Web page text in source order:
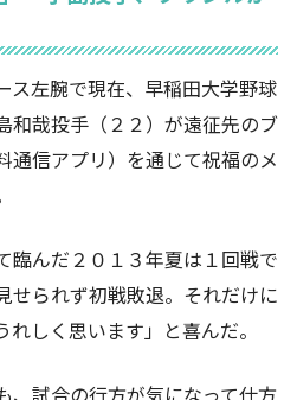
ス左腕で現在、早稲田大学野球
和哉投手（２２）が遠征先のブ
通信アプリ）を通じて祝福のメ
臨んだ２０１３年夏は１回戦で
せられず初戦敗退。それだけに
れしく思います」と喜んだ。